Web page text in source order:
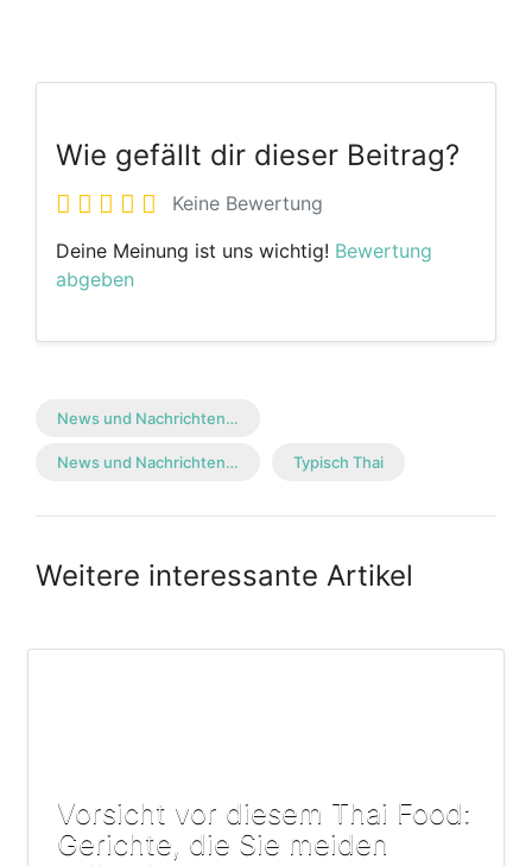
Wie gefällt dir dieser Beitrag?
Keine Bewertung
Deine Meinung ist uns wichtig! Bewertung
abgeben
News und Nachrichten…
News und Nachrichten… Typisch Thai
Weitere interessante Artikel
Vorsicht vor diesem Thai Food:
Gerichte, die Sie meiden